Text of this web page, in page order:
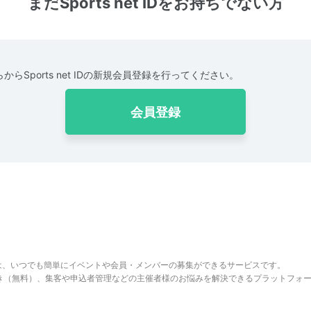
からSports net IDの新規会員登録を行ってください。
会員登録
いつでも簡単にイベントや会員・メンバーの募集ができるサービスです。
無料）、集客や申込者管理などの主催者様のお悩みを解決できるプラットフォー